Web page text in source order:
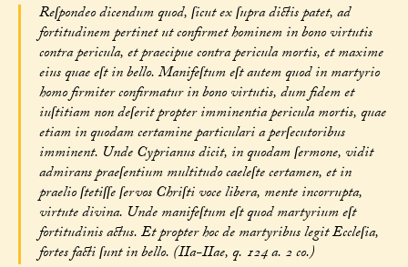
Reſpondeo dicendum quod, ſicut ex ſupra dictis patet, ad
fortitudinem pertinet ut confirmet hominem in bono virtutis
contra pericula, et praecipue contra pericula mortis, et maxime
eius quae eſt in bello. Manifeſtum eſt autem quod in martyrio
homo firmiter confirmatur in bono virtutis, dum fidem et
iuſtitiam non deſerit propter imminentia pericula mortis, quae
etiam in quodam certamine particulari a perſecutoribus
imminent. Unde Cyprianus dicit, in quodam ſermone, vidit
admirans praeſentium multitudo caeleſte certamen, et in
praelio ſtetiſſe ſervos Chriſti voce libera, mente incorrupta,
virtute divina. Unde manifeſtum eſt quod martyrium eſt
fortitudinis actus. Et propter hoc de martyribus legit Eccleſia,
fortes facti ſunt in bello. (IIa-IIae, q. 124 a. 2 co.)